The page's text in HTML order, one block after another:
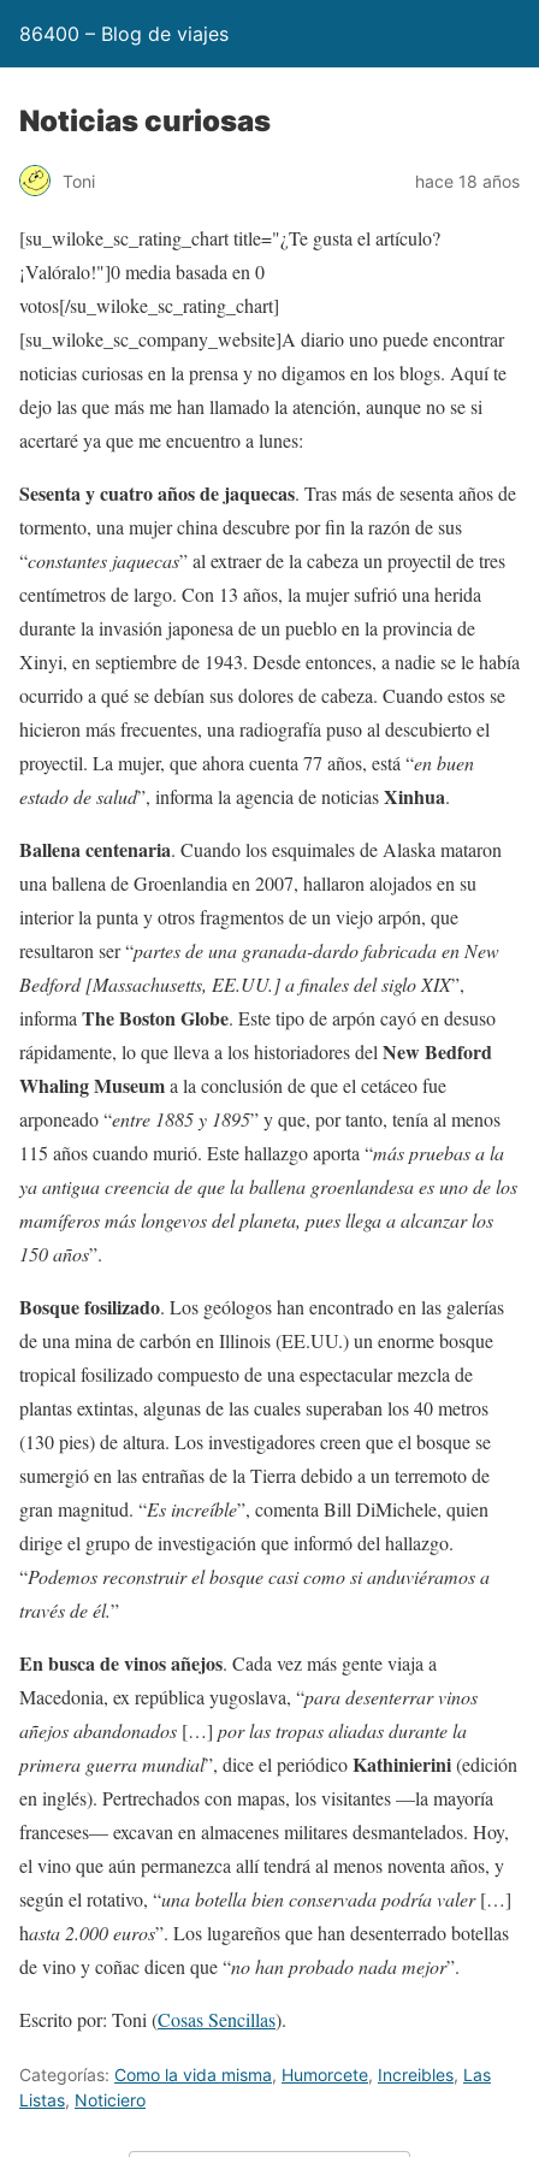
86400 – Blog de viajes
Noticias curiosas
Toni hace 18 años
[su_wiloke_sc_rating_chart title="¿Te gusta el artículo?
¡Valóralo!"]0media basada en 0
votos[/su_wiloke_sc_rating_chart]
[su_wiloke_sc_company_website]A diario uno puede encontrar
noticias curiosas en la prensa y no digamos en los blogs. Aquí te
dejo las que más me han llamado la atención, aunque no se si
acertaré ya que me encuentro a lunes:
Sesenta y cuatro años de jaquecas. Tras más de sesenta años de
tormento, una mujer china descubre por fin la razón de sus
“constantes jaquecas” al extraer de la cabeza un proyectil de tres
centímetros de largo. Con 13 años, la mujer sufrió una herida
durante la invasión japonesa de un pueblo en la provincia de
Xinyi, en septiembre de 1943. Desde entonces, a nadie se le había
ocurrido a qué se debían sus dolores de cabeza. Cuando estos se
hicieron más frecuentes, una radiografía puso al descubierto el
proyectil. La mujer, que ahora cuenta 77 años, está “en buen
estado de salud”, informa la agencia de noticiasXinhua.
Ballena centenaria. Cuando los esquimales de Alaska mataron
una ballena de Groenlandia en 2007, hallaron alojados en su
interior la punta y otros fragmentos de un viejo arpón, que
resultaron ser “partes de una granada-dardo fabricada en New
Bedford [Massachusetts, EE.UU.] a finales del siglo XIX”,
informa The Boston Globe. Este tipo de arpón cayó en desuso
rápidamente, lo que lleva a los historiadores del New Bedford
Whaling Museuma la conclusión de que el cetáceo fue
arponeado “entre 1885 y 1895” y que, por tanto, tenía al menos
115 años cuando murió. Este hallazgo aporta “más pruebas a la
ya antigua creencia de que la ballena groenlandesa es uno de los
mamíferos más longevos del planeta, pues llega a alcanzar los
150 años”.
Bosque fosilizado. Los geólogos han encontrado en las galerías
de una mina de carbón en Illinois (EE.UU.) un enorme bosque
tropical fosilizado compuesto de una espectacular mezcla de
plantas extintas, algunas de las cuales superaban los 40 metros
(130 pies) de altura. Los investigadores creen que el bosque se
sumergió en las entrañas de la Tierra debido a un terremoto de
gran magnitud. “Es increíble”, comenta Bill DiMichele, quien
dirige el grupo de investigación que informó del hallazgo.
“Podemos reconstruir el bosque casi como si anduviéramos a
través de él.”
En busca de vinos añejos. Cada vez más gente viaja a
Macedonia, ex república yugoslava, “para desenterrar vinos
añejos abandonados […] por las tropas aliadas durante la
primera guerra mundial”, dice el periódicoKathinierini(edición
en inglés). Pertrechados con mapas, los visitantes —la mayoría
franceses— excavan en almacenes militares desmantelados. Hoy,
el vino que aún permanezca allí tendrá al menos noventa años, y
según el rotativo, “una botella bien conservada podría valer[…]
hasta 2.000 euros”. Los lugareños que han desenterrado botellas
de vino y coñac dicen que “no han probado nada mejor”.
Escrito por: Toni (Cosas Sencillas).
Categorías: Como la vida misma, Humorcete, Increibles, Las
Listas, Noticiero